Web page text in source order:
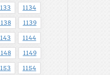
1134
1139
1144
1149
1154